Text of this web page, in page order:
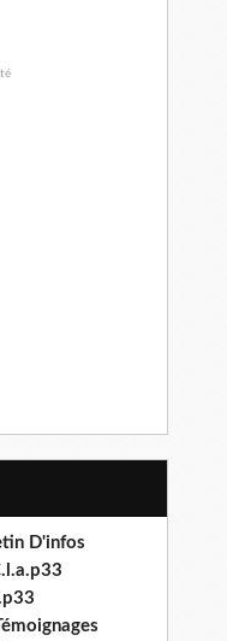
D'infos